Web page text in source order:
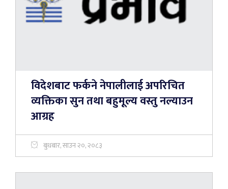
विदेशबाट फर्कने नेपालीलाई अपरिचित
व्यक्तिका सुन तथा बहुमूल्य वस्तु नल्याउन
आग्रह
बुधबार, साउन २०, २०८३